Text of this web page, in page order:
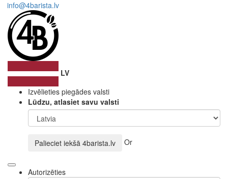
info@4barista.lv
LV
Izvēlieties piegādes valsti
Lūdzu, atlasiet savu valsti
Palieciet iekšā 4barista.lv Or
Autorizēties